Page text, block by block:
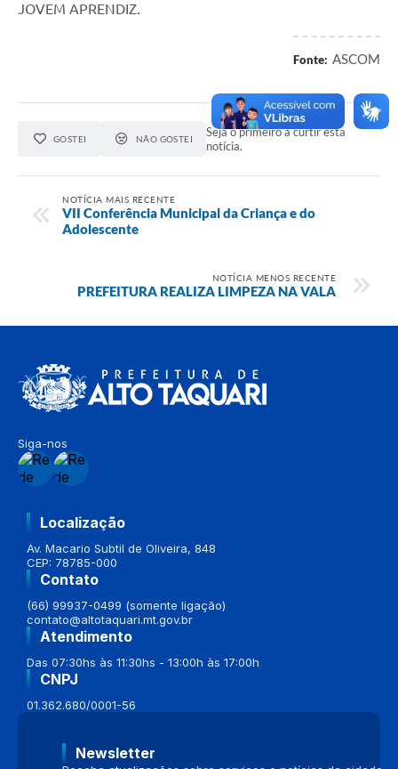
JOVEM APRENDIZ.
Fonte: ASCOM
GOSTEI NÃO GOSTEI
Seja o primeiro a curtir esta
notícia.
NOTÍCIA MAIS RECENTE
VII Conferência Municipal da Criança e do
Adolescente
NOTÍCIA MENOS RECENTE
PREFEITURA REALIZA LIMPEZA NA VALA
Siga-nos
Localização
Av. Macario Subtil de Oliveira, 848
CEP: 78785-000
Contato
(66) 99937-0499 (somente ligação)
contato@altotaquari.mt.gov.br
Atendimento
Das 07:30hs às 11:30hs - 13:00h às 17:00h
CNPJ
01.362.680/0001-56
Newsletter